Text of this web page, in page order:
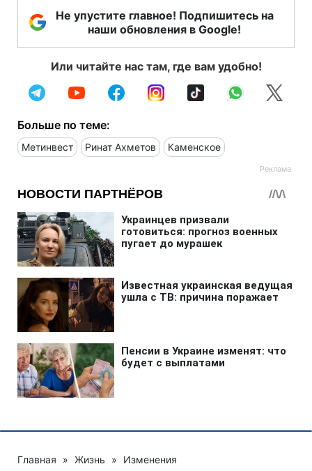
Не упустите главное! Подпишитесь на
наши обновления в Google!
Или читайте нас там, где вам удобно!
Больше по теме:
Метинвест Ринат Ахметов Каменское
Главная » Жизнь » Изменения